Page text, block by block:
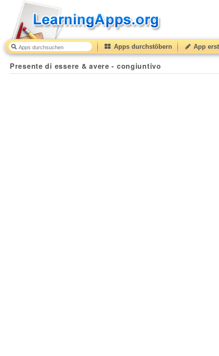
Apps durchstöbern App
Presente di essere & avere - congiuntivo